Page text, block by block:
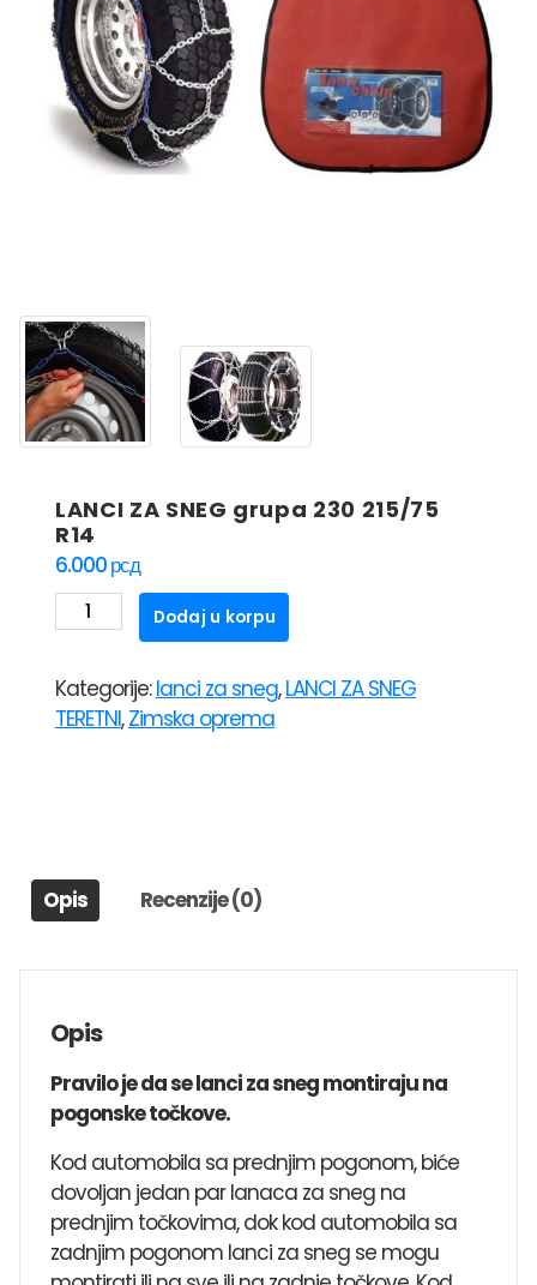
LANCI ZA SNEG grupa 230 215/75
R14
6.000рсд
LANCI
ZA
grupa
230
Dodaj u korpu
Kategorije:lanci za sneg,LANCI ZA SNEG
TERETNI,Zimska oprema
Opis Recenzije (0)
Opis
Pravilo je da se lanci za sneg montiraju na
pogonske točkove.
Kod automobila sa prednjim pogonom, biće
dovoljan jedan par lanaca za sneg na
prednjim točkovima, dok kod automobila sa
zadnjim pogonom lanci za sneg se mogu